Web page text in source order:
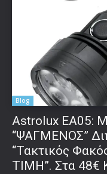
Blog
Astrolux ΕΑ05:
“ΨΑΓΜΕΝΟΣ”
“Τακτικός
ΤΙΜΗ”. Στα